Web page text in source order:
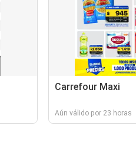
Carrefour Maxi
Aún válido por 23 horas